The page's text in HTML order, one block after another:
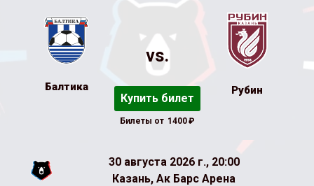
Балтика
vs.
Купить билет
Билеты от 1400₽
Рубин
30 августа 2026 г., 20:00
Казань, Ак Барс Арена